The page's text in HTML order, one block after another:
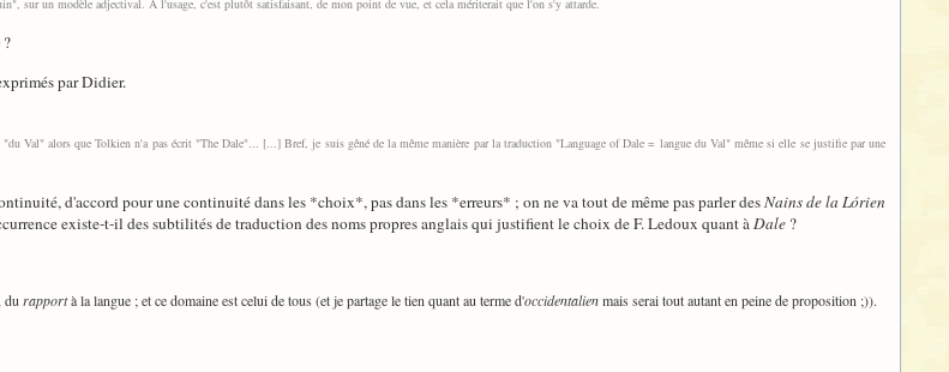
sur un modèle adjectival. A l'usage, c'est plutôt satisfaisant, de mon point de vue, et cela mériterait que l'on s'y attarde.
par Didier.
Val" alors que Tolkien n'a pas écrit "The Dale"... [...] Bref, je suis gêné de la même manière par la traduction "Language of Dale = langue du Val" même si elle se justifie par une
d'accord pour une continuité dans les *choix*, pas dans les *erreurs* ; on ne va tout de même pas parler desNains de la Lórien
existe-t-il des subtilités de traduction des noms propres anglais qui justifient le choix de F. Ledoux quant àDale ?
, du rapportà la langue ; et ce domaine est celui de tous (et je partage le tien quant au terme d'occidentalienmais serai tout autant en peine de proposition ;)).